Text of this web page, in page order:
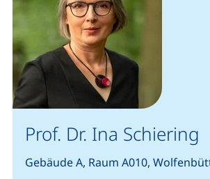
Prof. Dr. Ina Schiering
Gebäude A, Raum A010,